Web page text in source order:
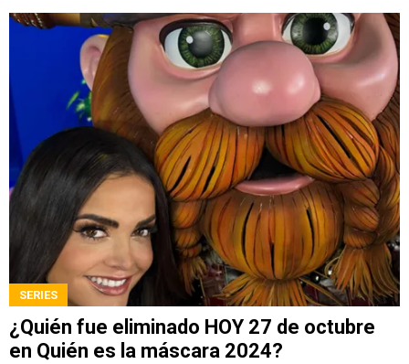
SERIES
¿Quién fue eliminado HOY 27 de octubre
en Quién es la máscara 2024?